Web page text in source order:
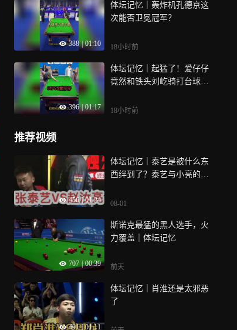
388 | 01:10
体坛记忆｜轰炸机孔德京这
次能否卫冕冠军？
18小时前
396 | 01:17
体坛记忆｜起猛了！爱仔仔
竟然和铁头刘屹骑打台球
18小时前
推荐视频
456 | 01:24
体坛记忆｜泰艺是被什么东
西绊到了？泰艺与小亮的对
08-01
707 00:39
斯诺克最猛的黑人选手，火
力覆盖｜体坛记忆
前天
401 | 01:11
体坛记忆｜肖淮还是太邪恶
了